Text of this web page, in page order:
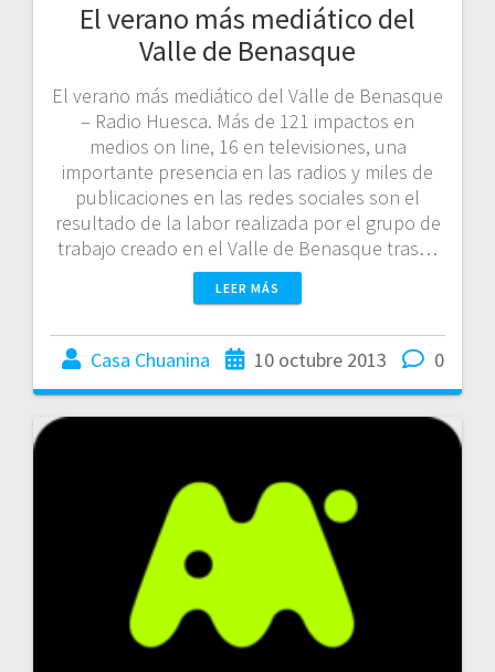
El verano más mediático del
Valle de Benasque
El verano más mediático del Valle de Benasque
– Radio Huesca. Más de 121 impactos en
medios on line, 16 en televisiones, una
importante presencia en las radios y miles de
publicaciones en las redes sociales son el
resultado de la labor realizada por el grupo de
trabajo creado en el Valle de Benasque tras…
LEER MÁS
Casa Chuanina 10 octubre 2013 0